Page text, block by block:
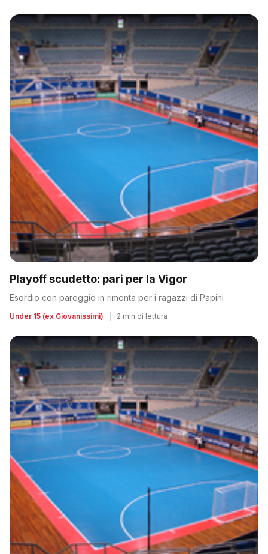
Playoff scudetto: pari per la Vigor
Esordio con pareggio in rimonta per i ragazzi di Papini
Under 15 (ex Giovanissimi) 2 min di lettura